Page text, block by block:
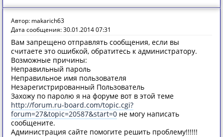
Автор: makarich63
Дата сообщения: 30.01.2014 07:31
Вам запрещено отправлять сообщения, если вы
считаете это ошибкой, обратитесь к администратору.
Возможные причины:
Неправильный пароль
Неправильное имя пользователя
Незарегистрированный Пользователь
Захожу по паролю я на форуме вот в этой теме
http://forum.ru-board.com/topic.cgi?
forum=27&topic=20587&start=0 не могу написать
сообщените.
Администрация сайте помогите решить проблему!!!!!!